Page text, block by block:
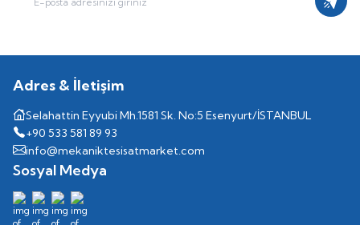
Adres & İletişim
Selahattin Eyyubi Mh.1581 Sk. No:5 Esenyurt/İSTANBUL
+90 533 581 89 93
info@mekaniktesisatmarket.com
Sosyal Medya